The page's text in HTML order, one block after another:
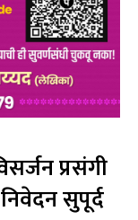
प्रसंगी
सुपूर्द